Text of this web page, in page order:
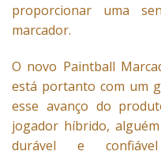
proporcionar uma
marcador.
O novo Paintball
está portanto com um
esse avanço do
jogador híbrido,
durável e